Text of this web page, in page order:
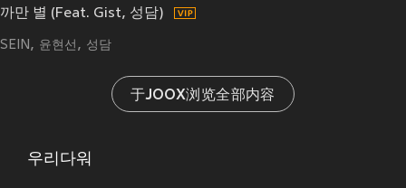
까만 별 (Feat. Gist, 성담)
SEIN 윤현선 성담
于JOOX浏览全部内容
우리다워